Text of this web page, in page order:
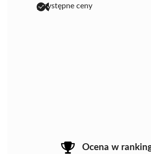
przystępne ceny
Ocena w